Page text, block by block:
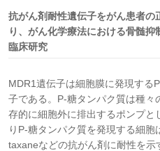
抗がん剤耐性遺伝子をがん患者の
り、がん化学療法における骨髄
臨床研究
MDR1遺伝子は細胞膜に発現する
子である。P-糖タンパク質は種々
存的に細胞外に排出するポンプと
りP-糖タンパク質を発現する細胞
taxaneなどの抗がん剤に耐性を